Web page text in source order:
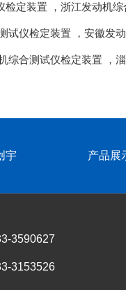
检定装置 ， 浙江发动机
试仪检定装置 ， 安徽发
综合测试仪检定装置 ，
宇 产品展
3590627
3153526